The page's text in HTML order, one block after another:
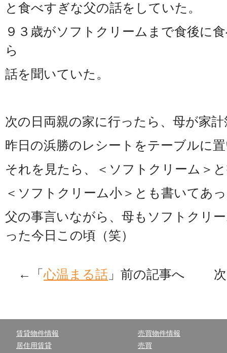
と食べすぎな父の話をしていた。
９３歳がソフトクリームまで食後に
ら
話を聞いていた。
次の日両親の家に行ったら、母が家
昨日の浜勝のレシートをテーブルに
それを見たら、＜ソフトクリーム＞
＜ソフトクリーム小＞とも書いてあ
父の事言いながら、母もソフトクリ
った今日この頃（笑）
←「心温まる話 」前の記事へ 次
賃貸物件情報
居住用賃貸
売買物件情報
売買